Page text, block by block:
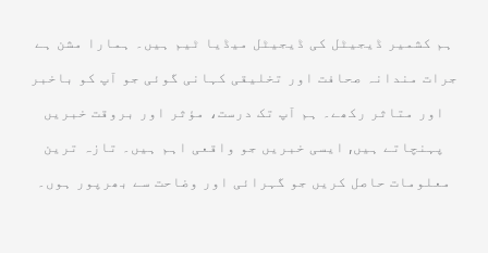
ہم کشمیر ڈیجیٹل کی ڈیجیٹل میڈیا ٹیم ہیں۔ ہمارا مشن ہے
جرات مندانہ صحافت اور تخلیقی کہانی گوئی جو آپ کو باخبر
اور متاثر رکھے۔ ہم آپ تک درست، مؤثر اور بروقت خبریں
پہنچاتے ہیں, ایسی خبریں جو واقعی اہم ہیں۔ تازہ ترین
معلومات حاصل کریں جو گہرائی اور وضاحت سے بھرپور ہوں۔